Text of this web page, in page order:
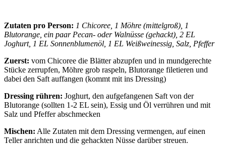
Zutaten pro Person: 1 Chicoree, 1 Möhre (mittelgroß), 1
Blutorange, ein paar Pecan- oder Walnüsse (gehackt), 2 EL
Joghurt, 1 EL Sonnenblumenöl, 1 EL Weißweinessig, Salz, Pfeffer
Zuerst: vom Chicoree die Blätter abzupfen und in mundgerechte
Stücke zerrupfen, Möhre grob raspeln, Blutorange filetieren und
dabei den Saft auffangen (kommt mit ins Dressing)
Dressing rühren: Joghurt, den aufgefangenen Saft von der
Blutorange (sollten 1-2 EL sein), Essig und Öl verrühren und mit
Salz und Pfeffer abschmecken
Mischen: Alle Zutaten mit dem Dressing vermengen, auf einen
Teller anrichten und die gehackten Nüsse darüber streuen.